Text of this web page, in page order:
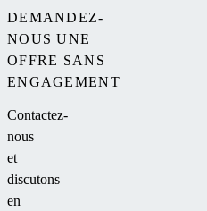
DEMANDEZ-
NOUS UNE
OFFRE SANS
ENGAGEMENT
Contactez-
nous
et
discutons
en